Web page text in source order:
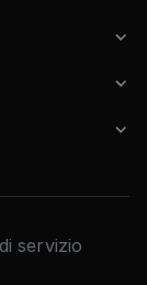
servizio